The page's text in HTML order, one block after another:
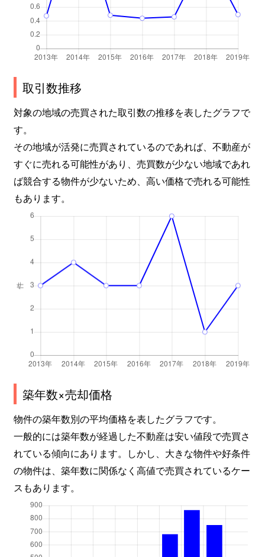
取引数推移
対象の地域の売買された取引数の推移を表したグラフで
す。
その地域が活発に売買されているのであれば、不動産が
すぐに売れる可能性があり、売買数が少ない地域であれ
ば競合する物件が少ないため、高い価格で売れる可能性
もあります。
築年数×売却価格
物件の築年数別の平均価格を表したグラフです。
一般的には築年数が経過した不動産は安い値段で売買さ
れている傾向にあります。しかし、大きな物件や好条件
の物件は、築年数に関係なく高値で売買されているケー
スもあります。